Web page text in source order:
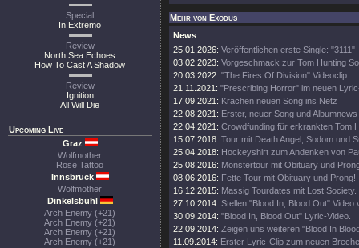
Special
In Extremo
Review
North Sea Echoes
How To Cast A Shadow
Review
Ignition
All Will Die
Upcoming Live
Graz
Wolfmother
Rose Tattoo
Innsbruck
Wolfmother
Dinkelsbühl
Arch Enemy (+21)
Arch Enemy (+21)
Arch Enemy (+21)
Arch Enemy (+21)
Mehr von Exodus
News
25.01.2026: Veröffentlichen erste Single: "3111"
03.02.2023: Vorgeschmack zur Tom Hunting
20.03.2022: "The Fires Of Division" Videoclip
21.11.2021: "Prescribing Horror" im neuen
17.09.2021: Krachen neuen Song ins Netz
22.08.2021: Erster, neuer Song und Albumnews
22.04.2021: Crowdfunding für erkrankten Tom
15.07.2018: Tour mit Death Angel, Sodom und
25.04.2018: Hockeyshirt zum Andenken von
25.08.2016: Monstertour mit Obituary und
08.06.2016: Fette Tour mit Obituary und Prong!
16.12.2015: Massig Tourdates mit Lost Society.
27.10.2014: Stellen "Blood In, Blood Out" Video
30.09.2014: "Blood In, Blood Out" Lyric-Video.
22.09.2014: Zeigen uns weiteren "Blood In
11.09.2014: Erster Lyric-Clip zum neuen